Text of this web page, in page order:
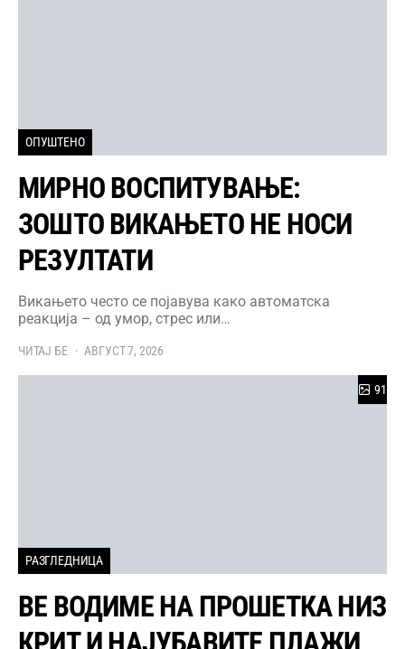
ОПУШТЕНО
МИРНО ВОСПИТУВАЊЕ:
ЗОШТО ВИКАЊЕТО НЕ НОСИ
РЕЗУЛТАТИ
Викањето често се појавува како автоматска
реакција – од умор, стрес или…
ЧИТАЈ БЕ АВГУСТ 7, 2026
РАЗГЛЕДНИЦА
91
ВЕ ВОДИМЕ НА ПРОШЕТКА НИЗ